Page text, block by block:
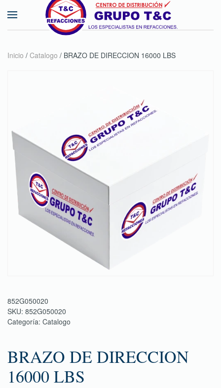
Skip to main content
Inicio / Catalogo / BRAZO DE DIRECCION 16000 LBS
852G050020
SKU: 852G050020
Categoría: Catalogo
BRAZO DE DIRECCION
16000 LBS